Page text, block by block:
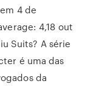
4 de
4,18 out
Suits? A série
é uma das
da